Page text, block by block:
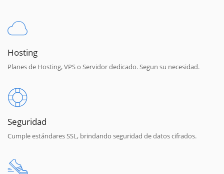
Hosting
Planes de Hosting, VPS o Servidor dedicado. Segun su necesidad.
Seguridad
Cumple estándares SSL, brindando seguridad de datos cifrados.